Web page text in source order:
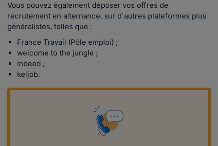
Vous pouvez également déposer vos offres de
recrutement en alternance, sur d'autres plateformes plus
généralistes, telles que :
France Travail (Pôle emploi) ;
welcome to the jungle ;
indeed ;
keljob.